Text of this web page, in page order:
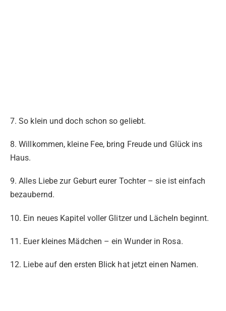
7. So klein und doch schon so geliebt.
8. Willkommen, kleine Fee, bring Freude und Glück ins
Haus.
9. Alles Liebe zur Geburt eurer Tochter – sie ist einfach
bezaubernd.
10. Ein neues Kapitel voller Glitzer und Lächeln beginnt.
11. Euer kleines Mädchen – ein Wunder in Rosa.
12. Liebe auf den ersten Blick hat jetzt einen Namen.